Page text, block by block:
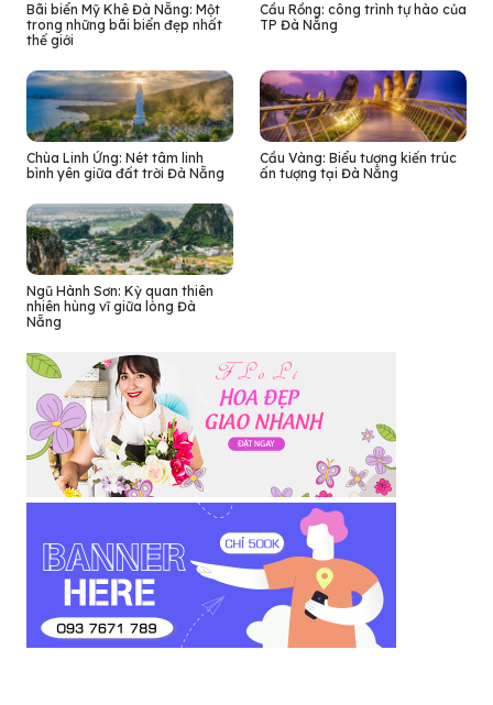
Bãi biển Mỹ Khê Đà Nẵng: Một
trong những bãi biển đẹp nhất
thế giới
Cầu Rồng: công trình tự hào của
TP Đà Nẵng
Chùa Linh Ứng: Nét tâm linh
bình yên giữa đất trời Đà Nẵng
Cầu Vàng: Biểu tượng kiến trúc
ấn tượng tại Đà Nẵng
Ngũ Hành Sơn: Kỳ quan thiên
nhiên hùng vĩ giữa lòng Đà
Nẵng